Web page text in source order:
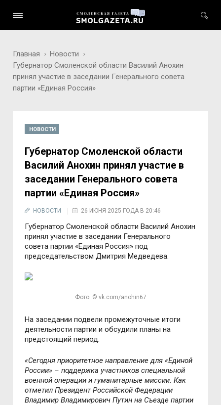
Главная
Новости
Губернатор Смоленской области Василий Анохин
принял участие в заседании Генерального совета
партии «Единая Россия»
НОВОСТИ
Губернатор Смоленской области
Василий Анохин принял участие в
заседании Генерального совета
партии «Единая Россия»
НОВОСТИ 26 ИЮНЯ 2025 ГОДА В 20:46
Губернатор Смоленской области Василий Анохин
принял участие в заседании Генерального
совета партии «Единая Россия» под
председательством Дмитрия Медведева.
Фото: © vk.com/anohin67
На заседании подвели промежуточные итоги
деятельности партии и обсудили планы на
предстоящий период.
«Сегодня приоритетное направление для «Единой
России» – поддержка участников специальной
военной операции и гуманитарные миссии. Как
отметил Президент Российской Федерации
Владимир Владимирович Путин на Съезде партии